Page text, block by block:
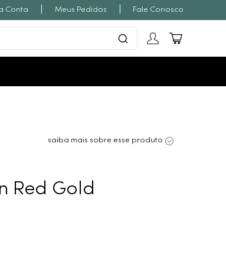
Conta Meus Pedidos Fale Conosco
saiba mais sobre esse produto
Red Gold